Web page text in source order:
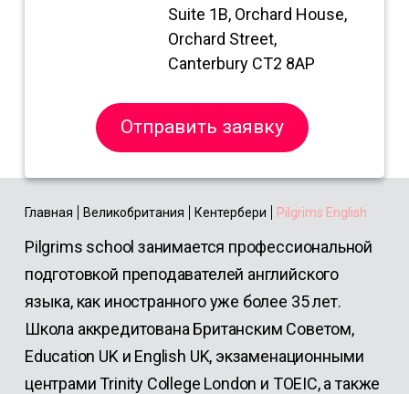
Suite 1B, Orchard House,
Orchard Street,
Canterbury CT2 8AP
Отправить заявку
Главная Великобритания Кентербери Pilgrims English
Pilgrims school занимается профессиональной
подготовкой преподавателей английского
языка, как иностранного уже более 35 лет.
Школа аккредитована Британским Советом,
Education UK и English UK, экзаменационными
центрами Trinity College London и TOEIC, а также